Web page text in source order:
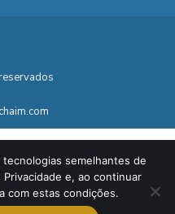
semelhantes de
e, ao continuar
com estas condições.